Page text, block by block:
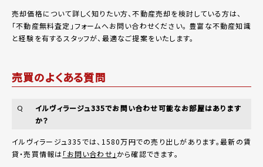
売却価格について詳しく知りたい方、不動産売却を検討している方は、
「不動産無料査定 」フォームへお問い合わせください。 豊富な不動産知識
と経験を有するスタッフが、最適なご提案をいたします。
売買のよくある質問
Q
イルヴィラージュ335でお問い合わせ可能なお部屋はあります
か？
イルヴィラージュ335では、1580万円での売り出しがあります。最新の賃
貸・売買情報は「お問い合わせ」 から確認できます。